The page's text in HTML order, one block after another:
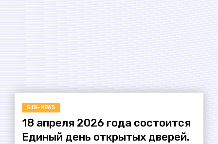
SIDE-NEWS
18 апреля 2026 года состоится
Единый день открытых дверей.